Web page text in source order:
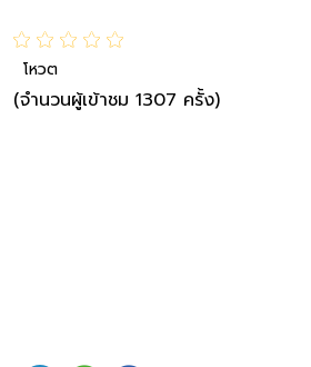
โหวต
(จำนวนผู้เข้าชม 1307 ครั้ง)